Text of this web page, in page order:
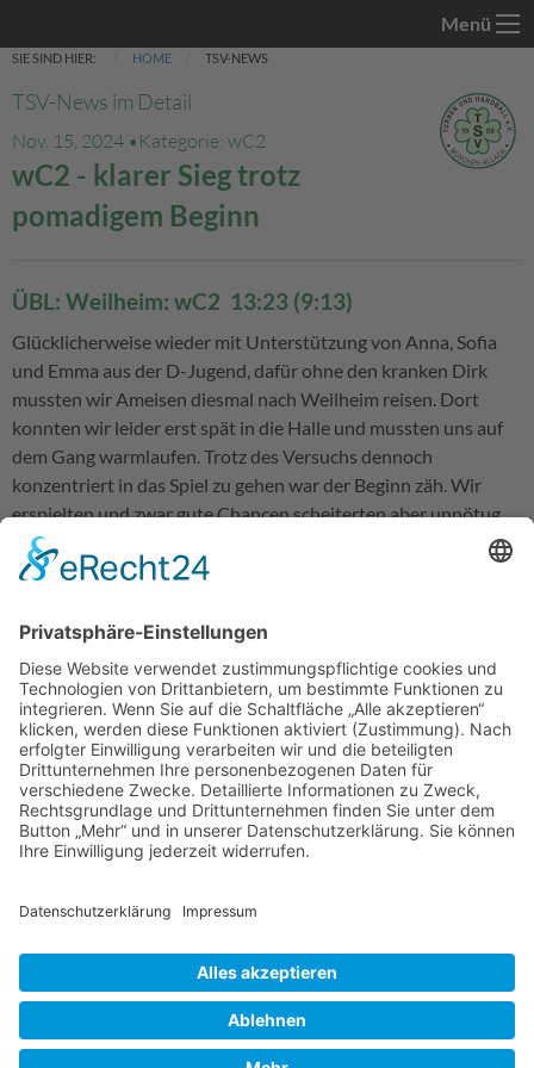
Menü
SIE SIND HIER: HOME TSV-NEWS
TSV-News im Detail
Nov. 15, 2024 • Kategorie: wC2
wC2 - klarer Sieg trotz
pomadigem Beginn
ÜBL: Weilheim: wC2 13:23 (9:13)
Glücklicherweise wieder mit Unterstützung von Anna, Sofia
und Emma aus der D-Jugend, dafür ohne den kranken Dirk
mussten wir Ameisen diesmal nach Weilheim reisen. Dort
konnten wir leider erst spät in die Halle und mussten uns auf
dem Gang warmlaufen. Trotz des Versuchs dennoch
konzentriert in das Spiel zu gehen war der Beginn zäh. Wir
erspielten und zwar gute Chancen scheiterten aber unnötug
oft an Torhüterin der Gegnerinnen. Weilheim spielte indes
sehr lange Angriffe, wir verloren die Konzentration und
deutliche Überlegenheit gegenüber dieser sehr jungen Truppe
nicht deutlich absetzen. In der Halbzeit war dementsprechend
die Marschroute klar Chancen verwerten und hinten wach
bleiben.
Gesagt getan gelangen Weilheim in der zweiten Hälfte nur
noch vier Tore, wir fingen viele Bälle ab und trafen jetzt auch
besser. So konnten wir das Spiel deutlich für uns entscheiden.
Schön war erneut das gute Umsetzen der Trainer-Ansage und
dass sieben von neun Feldspielerinnen Treffer beisteuern
hoffen an die Siegesserie anknüpfen zu können und freue uns
auf Unterstützung.
Zurück